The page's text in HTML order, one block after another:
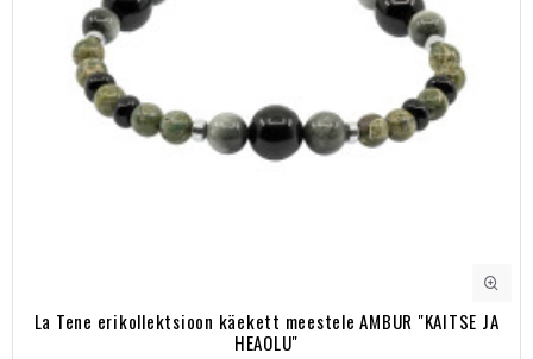
La Tene erikollektsioon käekett meestele AMBUR "KAITSE JA
HEAOLU"